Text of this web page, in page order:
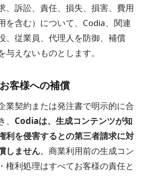
、訴訟、責任、損失、損害、費用
を含む）について、Codia、関連
、従業員、代理人を防御、補償
与えないものとします。
客様への補償
業契約または発注書で明示的に合
Codiaは、生成コンテンツが知
利を侵害するとの第三者請求に対
しません。商業利用前の生成コン
権利処理はすべてお客様の責任と